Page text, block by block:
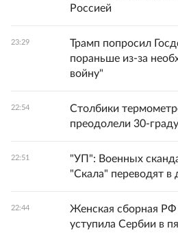
Россией
23:29
Трамп попросил
пораньше из-за
войну"
22:54
Столбики
преодолели 30-
22:51
"УП": Военных
"Скала" переводят в
22:44
Женская сборная РФ
уступила Сербии в